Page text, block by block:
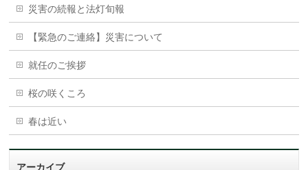
災害の続報と法灯旬報
【緊急のご連絡】災害について
就任のご挨拶
桜の咲くころ
春は近い
アーカイブ